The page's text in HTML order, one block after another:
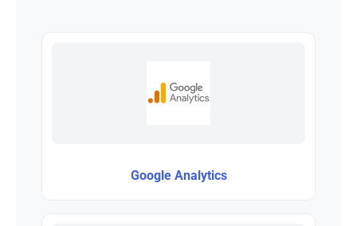
Google Analytics